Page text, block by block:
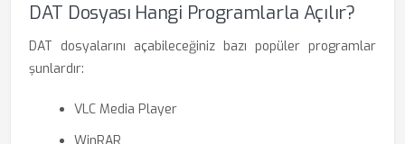
DAT Dosyası Hangi Programlarla Açılır?
DAT dosyalarını açabileceğiniz bazı popüler programlar
şunlardır:
VLC Media Player